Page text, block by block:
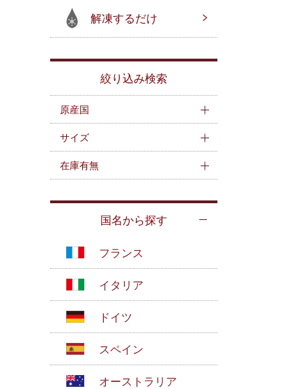
解凍するだけ
絞り込み検索
原産国
サイズ
在庫有無
国名から探す
フランス
イタリア
ドイツ
スペイン
オーストラリア